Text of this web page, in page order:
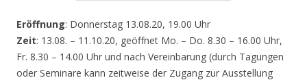
Eröffnung: Donnerstag 13.08.20, 19.00 Uhr
Zeit: 13.08. – 11.10.20, geöffnet Mo. – Do. 8.30 – 16.00 Uhr,
Fr. 8.30 – 14.00 Uhr und nach Vereinbarung (durch Tagungen
oder Seminare kann zeitweise der Zugang zur Ausstellung